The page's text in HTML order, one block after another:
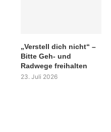
„Verstell dich nicht“ –
Bitte Geh- und
Radwege freihalten
23. Juli 2026